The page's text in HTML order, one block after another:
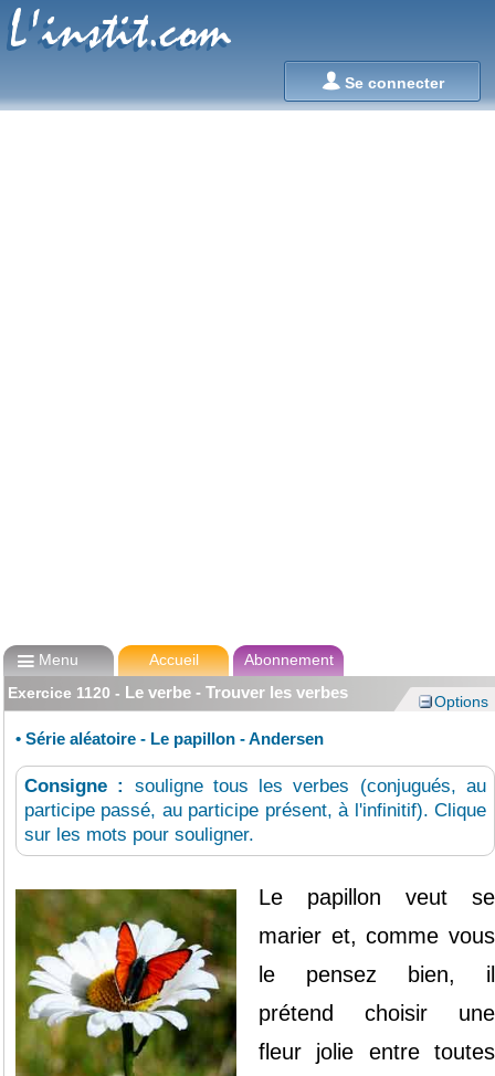
Se connecter
L'instit.com
L'instit.com
Menu Accueil
Abonnement
Exercice 1120 - Le verbe - Trouver les verbes Options
• Série aléatoire - Le papillon - Andersen
Consigne : souligne tous les verbes (conjugués, au
participe passé, au participe présent, à l'infinitif). Clique
sur les mots pour souligner.
Le papillon veut
se
marier et, comme vous
le
pensez bien,
il
prétend
choisir
une
fleur
jolie entre
toutes